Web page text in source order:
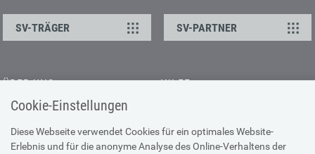
Cookie-Einstellungen
Diese Webseite verwendet Cookies für ein optimales Website-
Erlebnis und für die anonyme Analyse des Online-Verhaltens der
SV-TRÄGER SV-PARTNER
ÜBER UNS
Kontakt
Offene Stellen
Presse
HILFE
Browser-Info & Sicherheit
Hilfe zur Suche